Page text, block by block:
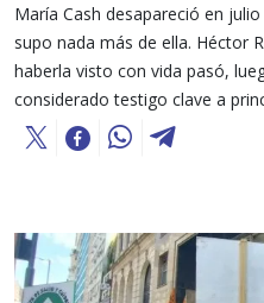
María Cash desapareció en
supo nada más de ella. Héctor
haberla visto con vida pasó,
considerado testigo clave a